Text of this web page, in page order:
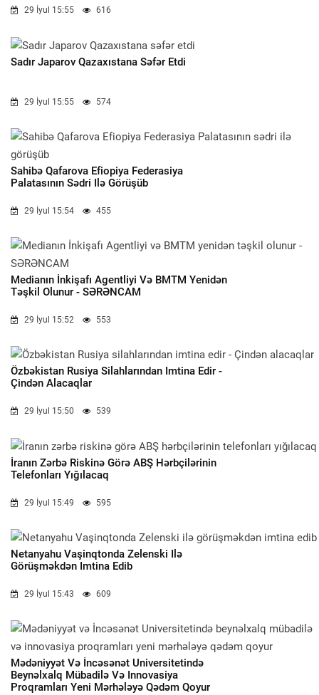
29 İyul 15:55 616
Sadır Japarov Qazaxıstana Səfər Etdi
29 İyul 15:55 574
Sahibə Qafarova Efiopiya Federasiya
Palatasının Sədri Ilə Görüşüb
29 İyul 15:54 455
Medianın İnkişafı Agentliyi Və BMTM Yenidən
Təşkil Olunur - SƏRƏNCAM
29 İyul 15:52 553
Özbəkistan Rusiya Silahlarından Imtina Edir -
Çindən Alacaqlar
29 İyul 15:50 539
İranın Zərbə Riskinə Görə ABŞ Hərbçilərinin
Telefonları Yığılacaq
29 İyul 15:49 595
Netanyahu Vaşinqtonda Zelenski Ilə
Görüşməkdən Imtina Edib
29 İyul 15:43 609
Mədəniyyət Və İncəsənət Universitetində
Beynəlxalq Mübadilə Və Innovasiya
Proqramları Yeni Mərhələyə Qədəm Qoyur